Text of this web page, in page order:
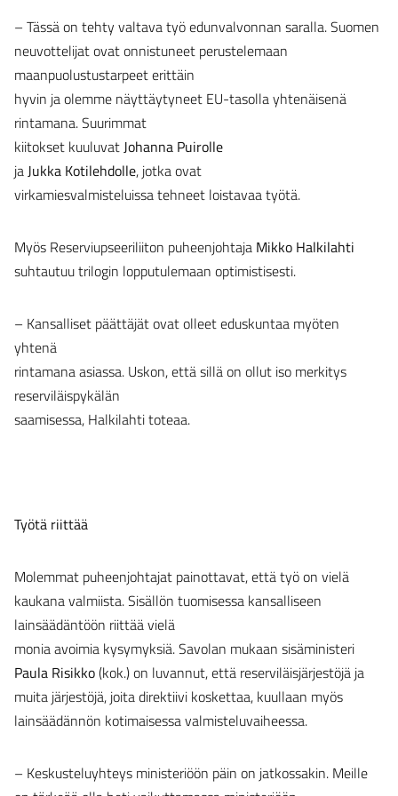
– Tässä on tehty valtava työ edunvalvonnan saralla. Suomen
neuvottelijat ovat onnistuneet perustelemaan
maanpuolustustarpeet erittäin
hyvin ja olemme näyttäytyneet EU-tasolla yhtenäisenä
rintamana. Suurimmat
kiitokset kuuluvatJohanna Puirolle
jaJukka Kotilehdolle, jotka ovat
virkamiesvalmisteluissa tehneet loistavaa työtä.
Myös Reserviupseeriliiton puheenjohtaja Mikko Halkilahti
suhtautuu trilogin lopputulemaan optimistisesti.
– Kansalliset päättäjät ovat olleet eduskuntaa myöten
yhtenä
rintamana asiassa. Uskon, että sillä on ollut iso merkitys
reserviläispykälän
saamisessa, Halkilahti toteaa.
Työtä riittää
Molemmat puheenjohtajat painottavat, että työ on vielä
kaukana valmiista. Sisällön tuomisessa kansalliseen
lainsäädäntöön riittää vielä
monia avoimia kysymyksiä. Savolan mukaan sisäministeri
Paula Risikko(kok.) on luvannut, että reserviläisjärjestöjä ja
muita järjestöjä, joita direktiivi koskettaa, kuullaan myös
lainsäädännön kotimaisessa valmisteluvaiheessa.
– Keskusteluyhteys ministeriöön päin on jatkossakin. Meille